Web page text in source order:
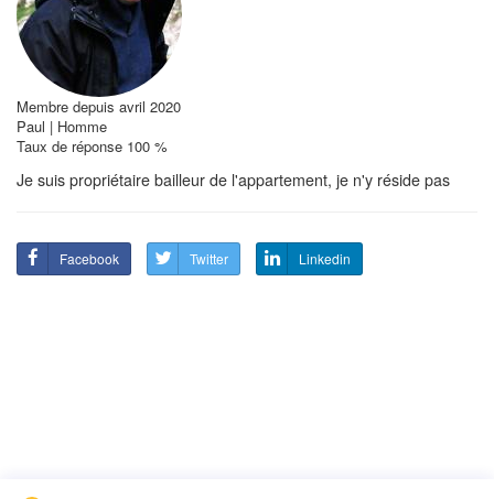
Membre depuis avril 2020
Paul | Homme
Taux de réponse 100 %
Je suis propriétaire bailleur de l'appartement, je n'y réside pas
Facebook Twitter Linkedin